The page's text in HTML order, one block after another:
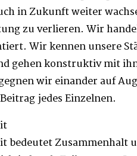
in Zukunft weiter
zu verlieren. Wir
Wir kennen unsere
gehen konstruktiv mit
wir einander auf
jedes Einzelnen.
bedeutet Zusammenhalt